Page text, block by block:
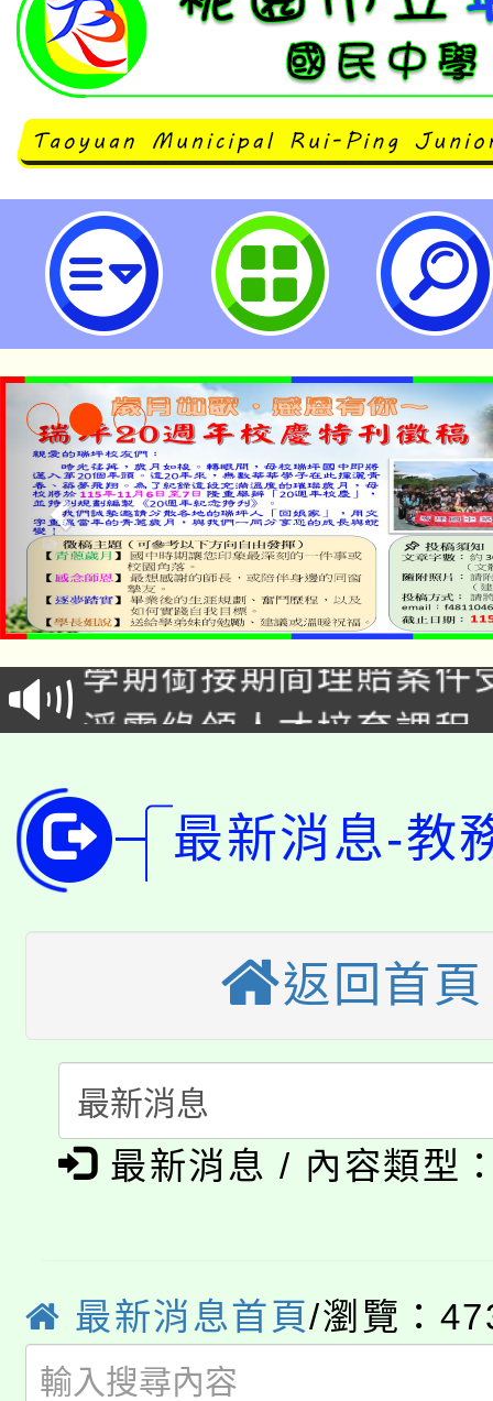
114年度客語能力基礎級暨初級全
瑞坪國民中學
淨零綠生活教案入校路
會
115年食農教育專業人
程
學期銜接期間理賠案件
學籍身 分審查程序及
淨零綠領人才培育課程
代理(課)教師甄選結果(
「2026金融保險知識
車」活動
桃園市115學年度學生
生本土語及新住民語歌
公告本校115學年度第
代理(課)教師甄選結果
公告本校115學年度第
代理(課)教師甄選結果(
轉知中國文化大學推廣
《TA101》溝通分析基
程，歡迎學生輔導中心
系所師生報名參加。
淨零綠生活教案入校路
會
115年食農教育專業人
版
公告本校115學年度第
代理(課)教師甄選結果(
「2026金融保險知識
最新消息-教
返回首頁
最新消息 / 內容類型
最新消息首頁/瀏覽：